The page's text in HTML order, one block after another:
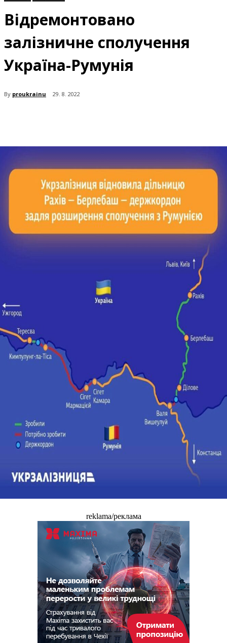
Відремонтовано
залізничне сполучення
Україна-Румунія
By proukrainu 29. 8. 2022
reklama/реклама